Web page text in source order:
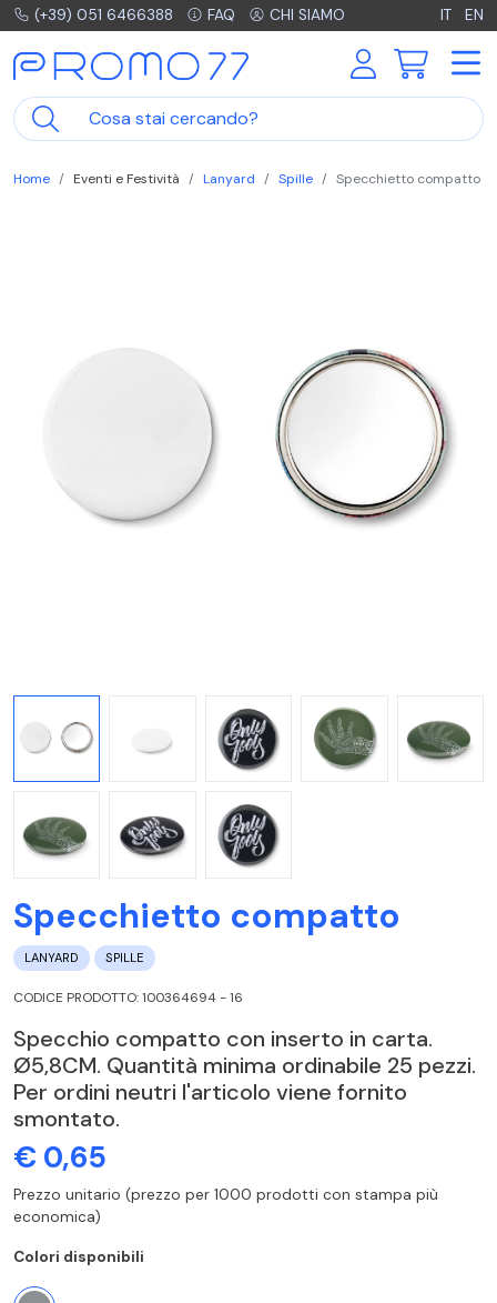
(+39) 051 6466388 FAQ CHI SIAMO IT EN
Home Eventi e Festività Lanyard Spille Specchietto compatto
Specchietto compatto
LANYARD SPILLE
CODICE PRODOTTO: 100364694 - 16
Specchio compatto con inserto in carta.
Ø5,8CM. Quantità minima ordinabile 25 pezzi.
Per ordini neutri l'articolo viene fornito
smontato.
€ 0,65
Prezzo unitario (prezzo per 1000 prodotti con stampa più
economica)
Colori disponibili